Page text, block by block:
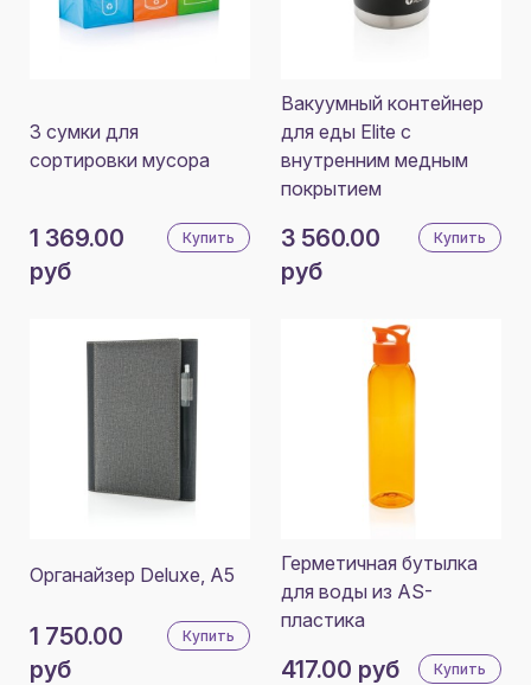
3 сумки для
сортировки мусора
1 369.00
руб
Купить
Вакуумный контейнер
для еды Elite с
внутренним медным
покрытием
3 560.00
руб
Купить
Органайзер Deluxe, A5
1 750.00
руб
Купить
Герметичная бутылка
для воды из AS-
пластика
417.00 руб Купить